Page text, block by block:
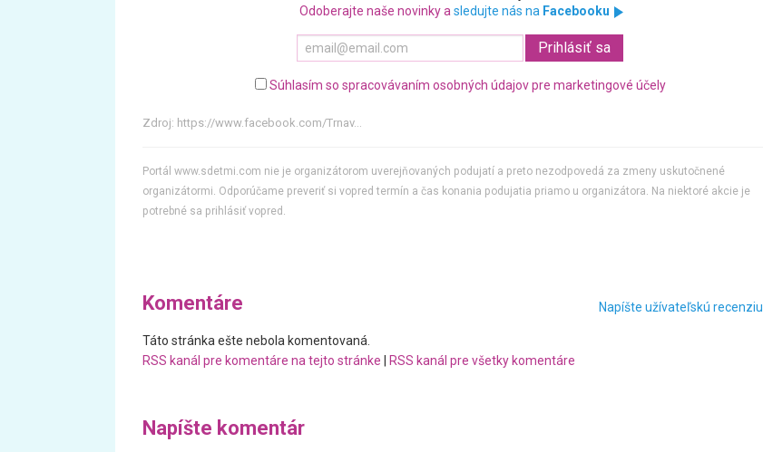
Odoberajte naše novinky a sledujte nás na Facebooku
Súhlasím so spracovávaním osobných údajov pre marketingové účely
Zdroj: https://www.facebook.com/Trnav...
Portál www.sdetmi.com nie je organizátorom uverejňovaných podujatí a preto nezodpovedá za zmeny uskutočnené
organizátormi. Odporúčame preveriť si vopred termín a čas konania podujatia priamo u organizátora. Na niektoré akcie je
potrebné sa prihlásiť vopred.
Komentáre Napíšte užívateľskú recenziu
Táto stránka ešte nebola komentovaná.
RSS kanál pre komentáre na tejto stránke
RSS kanál pre všetky komentáre
Napíšte komentár